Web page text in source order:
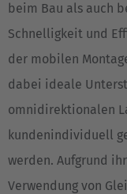
beim Bau als auch
Schnelligkeit und
der mobilen
dabei ideale
omnidirektionalen
kundenindividuell
werden. Aufgrund
Verwendung von